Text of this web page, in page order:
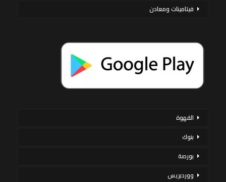
فيتامينات ومعادن
القهوة
بنوك
بورصة
ووردبريس